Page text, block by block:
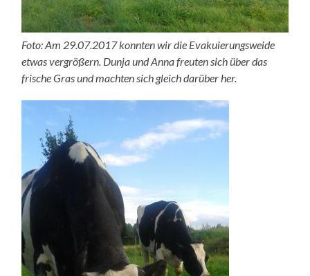
Foto: Am 29.07.2017 konnten wir die Evakuierungsweide
etwas vergrößern. Dunja und Anna freuten sich über das
frische Gras und machten sich gleich darüber her.